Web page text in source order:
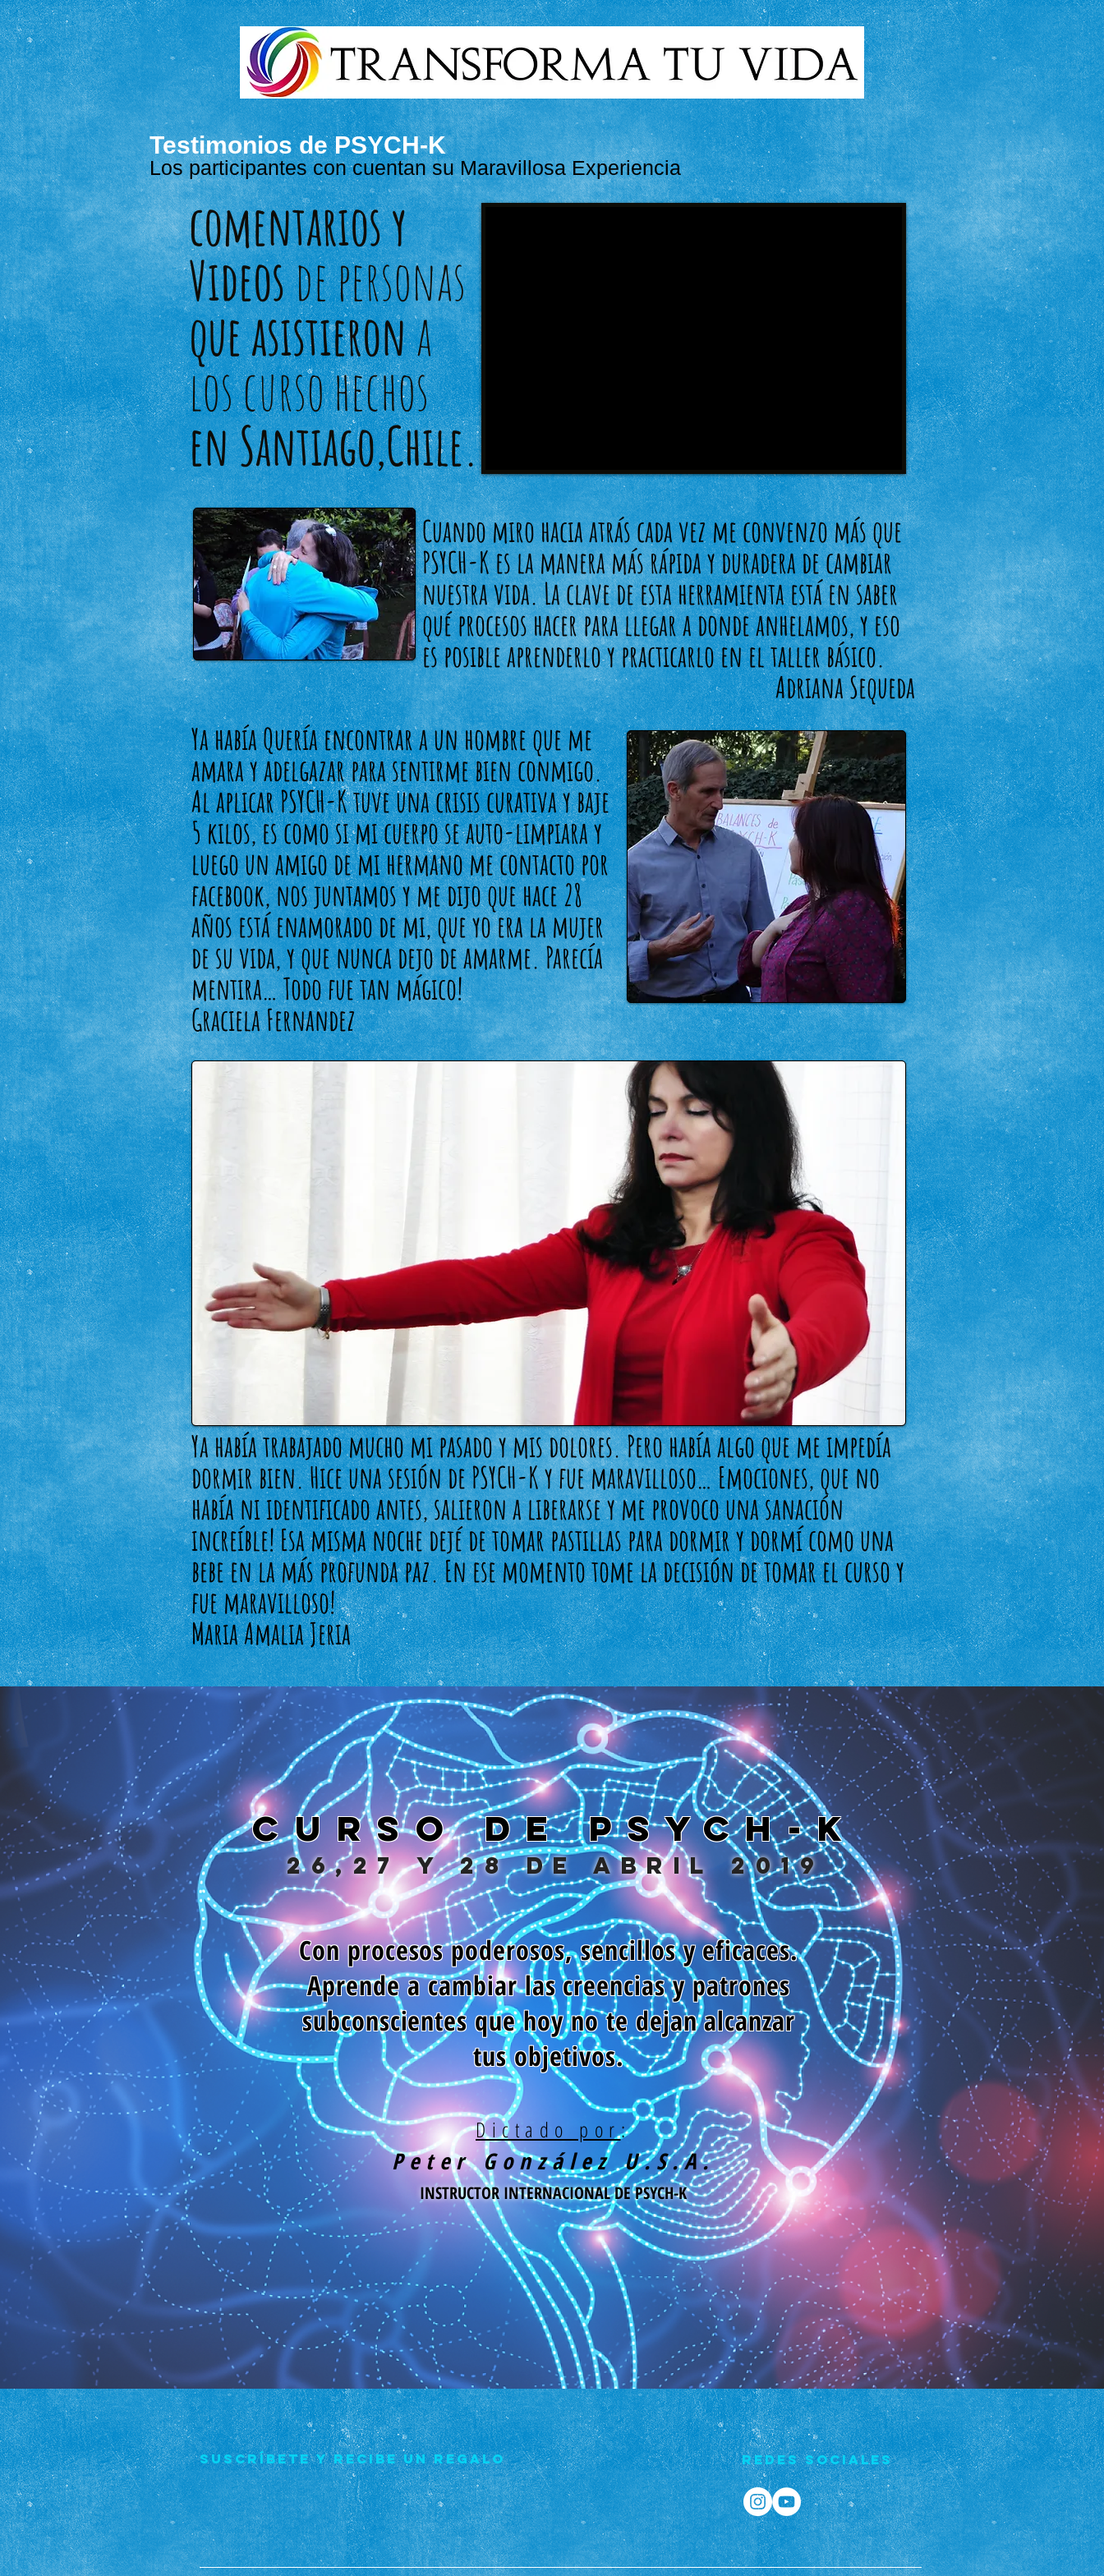
Testimonios de PSYCH-K
Los participantes con cuentan su Maravillosa Experiencia
comentarios y
Videosde personas
que asistierona
los curso hechos
en Santiago,Chile.
Cuando miro hacia atrás cada vez me convenzo más que
PSYCH-K es la manera más rápida y duradera de cambiar
nuestra vida. La clave de esta herramienta está en saber
qué procesos hacer para llegar a donde anhelamos, y eso
es posible aprenderlo y practicarlo en el taller básico.
Adriana Sequeda
Ya había Quería encontrar a un hombre que me
amara y adelgazar para sentirme bien conmigo.
Al aplicar PSYCH-K tuve una crisis curativa y baje
5 kilos, es como si mi cuerpo se auto-limpiara y
luego un amigo de mi hermano me contacto por
facebook, nos juntamos y me dijo que hace 28
años está enamorado de mi, que yo era la mujer
de su vida, y que nunca dejo de amarme. Parecía
mentira… Todo fue tan mágico!
Graciela Fernandez
Ya había trabajado mucho mi pasado y mis dolores. Pero había algo que me impedía
dormir bien. Hice una sesión de PSYCH-K y fue maravilloso… Emociones, que no
había ni identificado antes, salieron a liberarse y me provoco una sanación
increíble! Esa misma noche dejé de tomar pastillas para dormir y dormí como una
bebe en la más profunda paz. En ese momento tome la decisión de tomar el curso y
fue maravilloso!
Maria Amalia Jeria
CURSO DE PSYCH-k
26,27 y 28 de abril 2019
Con procesos poderosos, sencillos y eficaces.
Aprende a cambiar las creencias y patrones
subconscientes que hoy no te dejan alcanzar
tus objetivos.
Dictado por:
Peter González U.S.A.
INSTRUCTOR INTERNACIONAL DE PSYCH-K
Suscríbete y recibe un regalo Redes Sociales